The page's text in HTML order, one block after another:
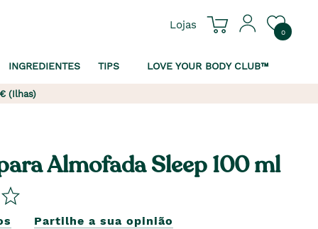
Lojas
0
INGREDIENTES TIPS LOVE YOUR BODY CLUB™
(Ilhas)
Almofada Sleep 100 ml
Partilhe a sua opinião